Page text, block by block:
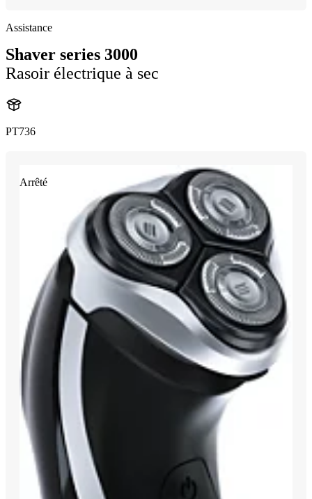
Assistance
Shaver series 3000
Rasoir électrique à sec
PT736
Arrêté